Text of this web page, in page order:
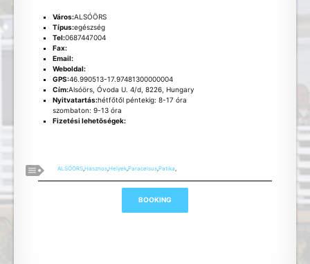
Város:ALSÓÖRS
Típus:egészség
Tel:0687447004
Fax:
Email:
Weboldal:
GPS:46.990513-17.97481300000004
Cím:Alsóörs, Óvoda U. 4/d, 8226, Hungary
Nyitvatartás:hétfőtől péntekig: 8-17 óra
szombaton: 9-13 óra
Fizetési lehetõségek:
ALSÓÖRS ,Hasznos ,Helyek ,Paracelsus ,Patika